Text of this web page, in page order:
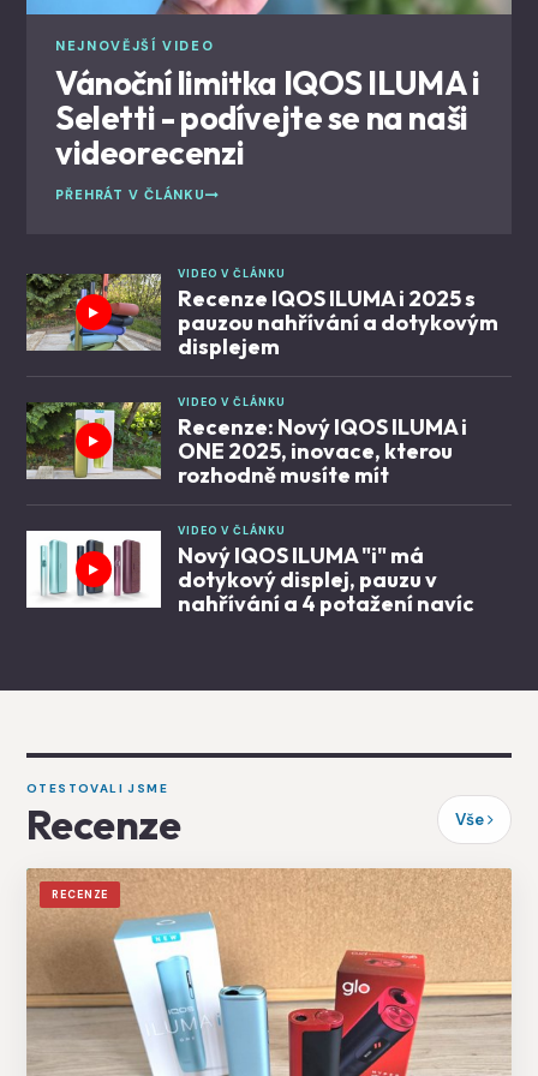
NEJNOVĚJŠÍ VIDEO
Vánoční limitka IQOS ILUMA i
Seletti - podívejte se na naši
videorecenzi
PŘEHRÁT V ČLÁNKU
VIDEO V ČLÁNKU
Recenze IQOS ILUMA i 2025 s
pauzou nahřívání a dotykovým
displejem
VIDEO V ČLÁNKU
Recenze: Nový IQOS ILUMA i
ONE 2025, inovace, kterou
rozhodně musíte mít
VIDEO V ČLÁNKU
Nový IQOS ILUMA "i" má
dotykový displej, pauzu v
nahřívání a 4 potažení navíc
OTESTOVALI JSME
Recenze Vše
RECENZE